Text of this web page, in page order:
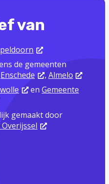
van
de gemeenten
Enschede , Almelo
en Gemeente
gemaakt door